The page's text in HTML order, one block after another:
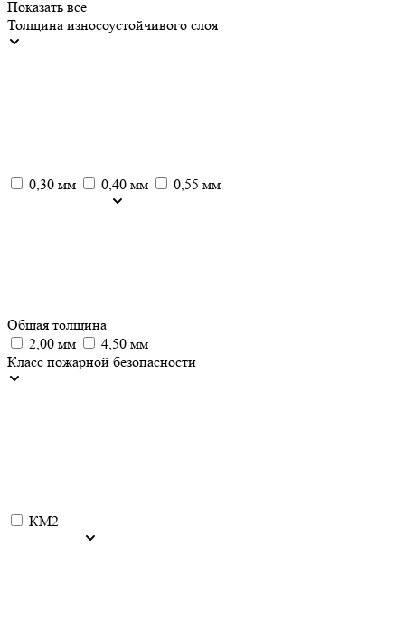
Показать все
Толщина износоустойчивого слоя
0,30 мм 0,40 мм 0,55 мм
Общая толщина
2,00 мм
4,50 мм
Класс пожарной безопасности
КМ2